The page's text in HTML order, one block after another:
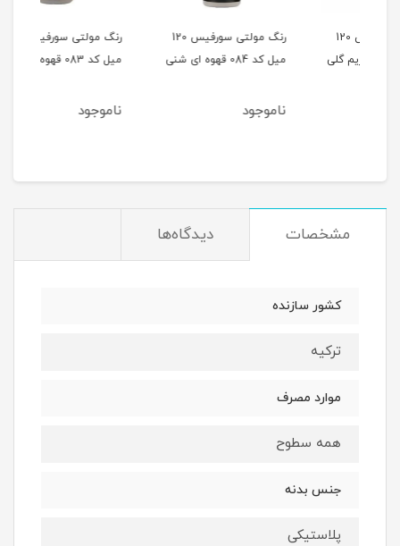
رنگ مولتی سورفیس 120
میل کد 084 قهوه ای شنی
رنگ مولتی سورفیس 120
میل کد 083 قهوه ای خاکی
مشخصات دیدگاه‌ها
کشور سازنده
ترکیه
موارد مصرف
همه سطوح
جنس بدنه
پلاستیکی